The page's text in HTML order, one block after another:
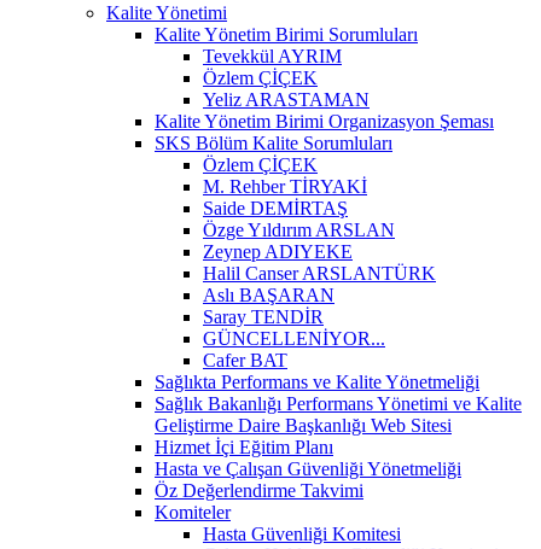
Kalite Yönetimi
Kalite Yönetim Birimi Sorumluları
Tevekkül AYRIM
Özlem ÇİÇEK
Yeliz ARASTAMAN
Kalite Yönetim Birimi Organizasyon Şeması
SKS Bölüm Kalite Sorumluları
Özlem ÇİÇEK
M. Rehber TİRYAKİ
Saide DEMİRTAŞ
Özge Yıldırım ARSLAN
Zeynep ADIYEKE
Halil Canser ARSLANTÜRK
Aslı BAŞARAN
Saray TENDİR
GÜNCELLENİYOR...
Cafer BAT
Sağlıkta Performans ve Kalite Yönetmeliği
Sağlık Bakanlığı Performans Yönetimi ve Kalite
Geliştirme Daire Başkanlığı Web Sitesi
Hizmet İçi Eğitim Planı
Hasta ve Çalışan Güvenliği Yönetmeliği
Öz Değerlendirme Takvimi
Komiteler
Hasta Güvenliği Komitesi